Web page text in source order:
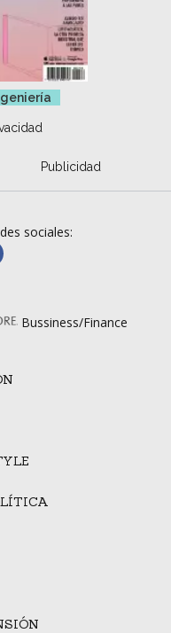
Publicidad
sociales:
Bussiness/Finance